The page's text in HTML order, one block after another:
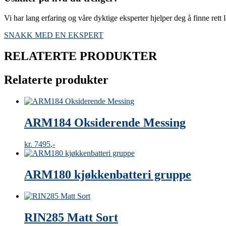
Vi har lang erfaring og våre dyktige eksperter hjelper deg å finne rett
SNAKK MED EN EKSPERT
RELATERTE PRODUKTER
Relaterte produkter
ARM184 Oksiderende Messing
kr 7495
ARM180 kjøkkenbatteri gruppe
RIN285 Matt Sort